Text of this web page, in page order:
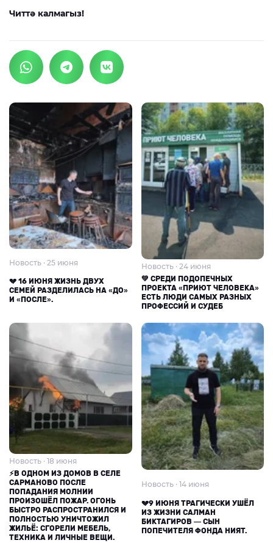
Читтә калмагыз!
Новость · 25 июня
💔 16 ИЮНЯ ЖИЗНЬ ДВУХ
СЕМЕЙ РАЗДЕЛИЛАСЬ НА «ДО»
И «ПОСЛЕ».
Новость · 24 июня
💚 СРЕДИ ПОДОПЕЧНЫХ
ПРОЕКТА «ПРИЮТ ЧЕЛОВЕКА»
ЕСТЬ ЛЮДИ САМЫХ РАЗНЫХ
ПРОФЕССИЙ И СУДЕБ
Новость · 18 июня
⚡В ОДНОМ ИЗ ДОМОВ В СЕЛЕ
САРМАНОВО ПОСЛЕ
ПОПАДАНИЯ МОЛНИИ
ПРОИЗОШЁЛ ПОЖАР. ОГОНЬ
БЫСТРО РАСПРОСТРАНИЛСЯ И
ПОЛНОСТЬЮ УНИЧТОЖИЛ
ЖИЛЬЁ: СГОРЕЛИ МЕБЕЛЬ,
ТЕХНИКА И ЛИЧНЫЕ ВЕЩИ.
Новость · 14 июня
💔9 ИЮНЯ ТРАГИЧЕСКИ УШЁЛ
ИЗ ЖИЗНИ САЛМАН
БИКТАГИРОВ — СЫН
ПОПЕЧИТЕЛЯ ФОНДА НИЯТ.